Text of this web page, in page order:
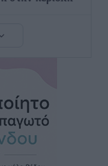
ο μηχανισμός
– Ισχυρά
6 περιοχές